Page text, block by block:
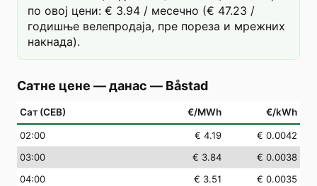
по овој цени: € 3.94 / месечно (€ 47.23 /
годишње велепродаја, пре пореза и мрежних
накнада).
Сатне цене — данас — Båstad
Сат (СЕВ) €/MWh €/kWh
02:00 € 4.19
€ 0.0042
03:00 € 3.84
€ 0.0038
04:00 € 3.51
€ 0.0035